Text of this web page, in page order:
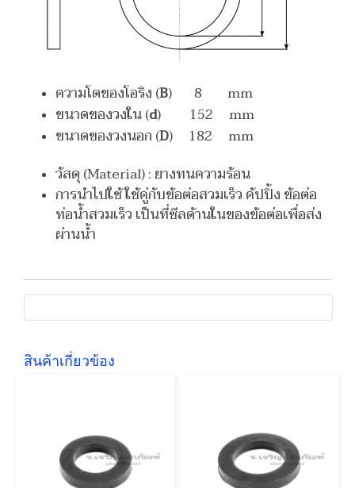
ความโตของโอริง (B) 8 mm
ขนาดของวงใน (d) 152 mm
ขนาดของวงนอก (D) 182 mm
วัสดุ (Material) : ยางทนความร้อน
การนำไปใช้ ใช้คู่กับข้อต่อสวมเร็ว คัปปิ้ง ข้อต่อ
ท่อน้ำสวมเร็ว เป็นที่ซีลด้านในของข้อต่อเพื่อส่ง
ผ่านน้ำ
สินค้าเกี่ยวข้อง